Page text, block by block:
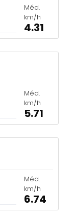
Méd.
km/h
4.31
Méd.
km/h
5.71
Méd.
km/h
6.74